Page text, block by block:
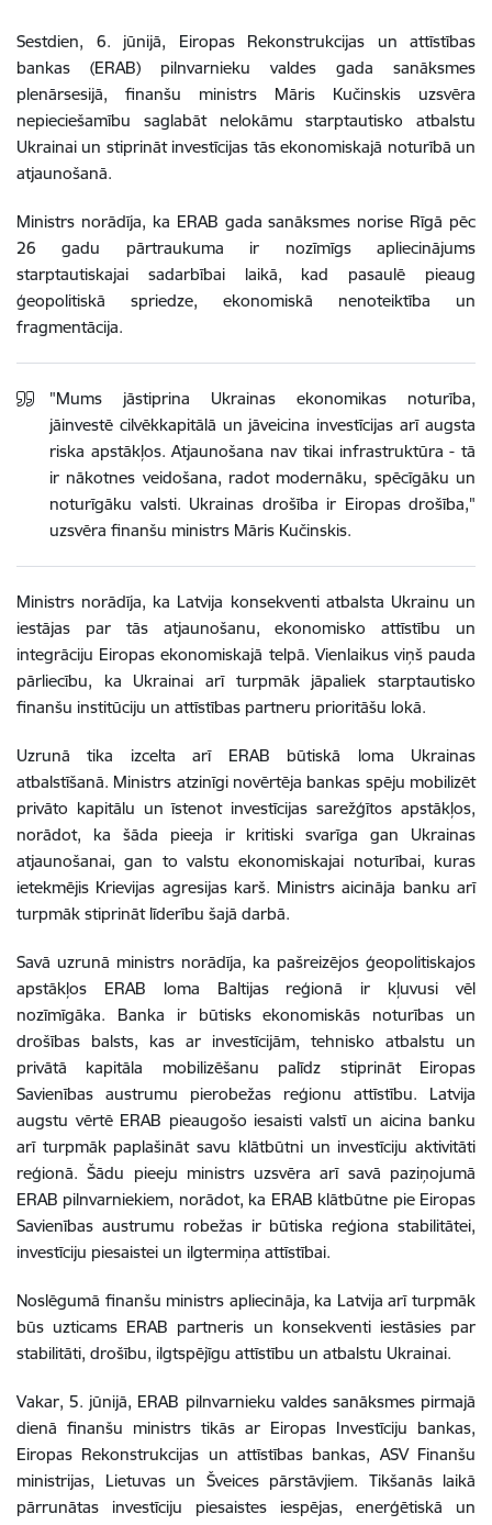
Sestdien, 6. jūnijā, Eiropas Rekonstrukcijas un attīstības
bankas (ERAB) pilnvarnieku valdes gada sanāksmes
plenārsesijā, finanšu ministrs Māris Kučinskis uzsvēra
nepieciešamību saglabāt nelokāmu starptautisko atbalstu
Ukrainai un stiprināt investīcijas tās ekonomiskajā noturībā un
atjaunošanā.
Ministrs norādīja, ka ERAB gada sanāksmes norise Rīgā pēc
26 gadu pārtraukuma ir nozīmīgs apliecinājums
starptautiskajai sadarbībai laikā, kad pasaulē pieaug
ģeopolitiskā spriedze, ekonomiskā nenoteiktība un
fragmentācija.
"Mums jāstiprina Ukrainas ekonomikas noturība,
jāinvestē cilvēkkapitālā un jāveicina investīcijas arī augsta
riska apstākļos. Atjaunošana nav tikai infrastruktūra - tā
ir nākotnes veidošana, radot modernāku, spēcīgāku un
noturīgāku valsti. Ukrainas drošība ir Eiropas drošība,"
uzsvēra finanšu ministrs Māris Kučinskis.
Ministrs norādīja, ka Latvija konsekventi atbalsta Ukrainu un
iestājas par tās atjaunošanu, ekonomisko attīstību un
integrāciju Eiropas ekonomiskajā telpā. Vienlaikus viņš pauda
pārliecību, ka Ukrainai arī turpmāk jāpaliek starptautisko
finanšu institūciju un attīstības partneru prioritāšu lokā.
Uzrunā tika izcelta arī ERAB būtiskā loma Ukrainas
atbalstīšanā. Ministrs atzinīgi novērtēja bankas spēju mobilizēt
privāto kapitālu un īstenot investīcijas sarežģītos apstākļos,
norādot, ka šāda pieeja ir kritiski svarīga gan Ukrainas
atjaunošanai, gan to valstu ekonomiskajai noturībai, kuras
ietekmējis Krievijas agresijas karš. Ministrs aicināja banku arī
turpmāk stiprināt līderību šajā darbā.
Savā uzrunā ministrs norādīja, ka pašreizējos ģeopolitiskajos
apstākļos ERAB loma Baltijas reģionā ir kļuvusi vēl
nozīmīgāka. Banka ir būtisks ekonomiskās noturības un
drošības balsts, kas ar investīcijām, tehnisko atbalstu un
privātā kapitāla mobilizēšanu palīdz stiprināt Eiropas
Savienības austrumu pierobežas reģionu attīstību. Latvija
augstu vērtē ERAB pieaugošo iesaisti valstī un aicina banku
arī turpmāk paplašināt savu klātbūtni un investīciju aktivitāti
reģionā. Šādu pieeju ministrs uzsvēra arī savā paziņojumā
ERAB pilnvarniekiem, norādot, ka ERAB klātbūtne pie Eiropas
Savienības austrumu robežas ir būtiska reģiona stabilitātei,
investīciju piesaistei un ilgtermiņa attīstībai.
Noslēgumā finanšu ministrs apliecināja, ka Latvija arī turpmāk
būs uzticams ERAB partneris un konsekventi iestāsies par
stabilitāti, drošību, ilgtspējīgu attīstību un atbalstu Ukrainai.
Vakar, 5. jūnijā, ERAB pilnvarnieku valdes sanāksmes pirmajā
dienā finanšu ministrs tikās ar Eiropas Investīciju bankas,
Eiropas Rekonstrukcijas un attīstības bankas, ASV Finanšu
ministrijas, Lietuvas un Šveices pārstāvjiem. Tikšanās laikā
pārrunātas investīciju piesaistes iespējas, enerģētiskā un